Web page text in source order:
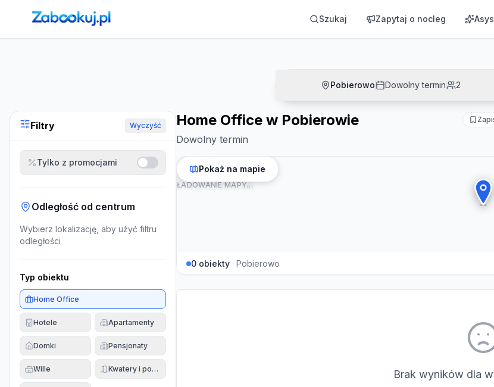
Strona główna ›Noclegi Szukaj Zapytaj o nocleg
Pobierowo Dowolny termin 2
Filtry Wyczyść
Tylko z promocjami
Odległość od centrum
Wybierz lokalizację, aby użyć filtru
odległości
Typ obiektu
Home Office
Hotele Apartamenty
Domki Pensjonaty
Wille Kwatery i pokoje
Home Office w Pobierowie
Dowolny termin
ŁADOWANIE MAPY…
Pokaż na mapie
0 obiekty · Pobierowo
Brak wyników dla